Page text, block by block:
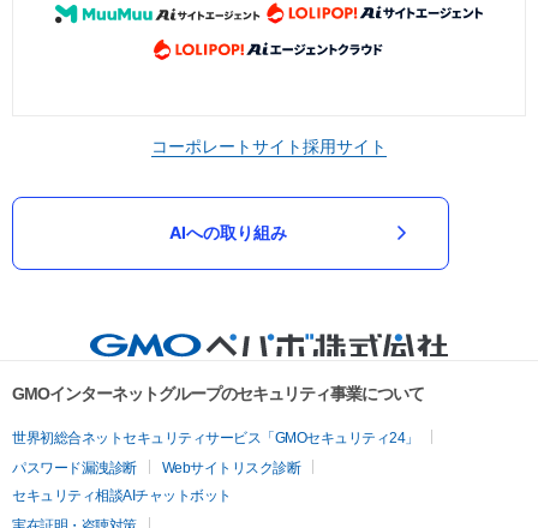
コーポレートサイト採用サイト
AIへの取り組み
GMOインターネットグループのセキュリティ事業について
世界初総合ネットセキュリティサービス「GMOセキュリティ24」
パスワード漏洩診断
Webサイトリスク診断
セキュリティ相談AIチャットボット